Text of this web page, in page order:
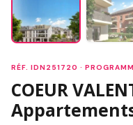
RÉF. IDN251720 ·
COEUR